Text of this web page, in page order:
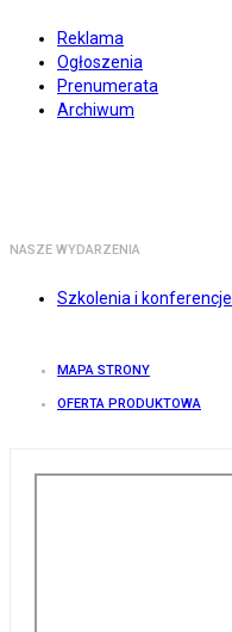
Reklama
Ogłoszenia
Prenumerata
Archiwum
NASZE WYDARZENIA
Szkolenia i konferencje
MAPA STRONY
OFERTA PRODUKTOWA